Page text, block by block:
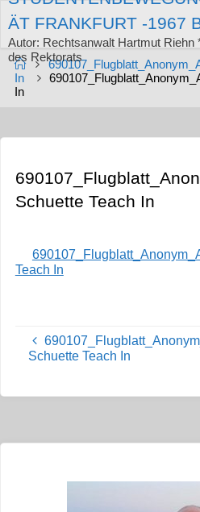
Zum
Inhalt
springen
ÄT FRANKFURT -1967
Autor: Rechtsanwalt Hartmut Riehn
des Rektorats
Start
In
In
Schuette Teach In
Teach In
Schuette Teach In